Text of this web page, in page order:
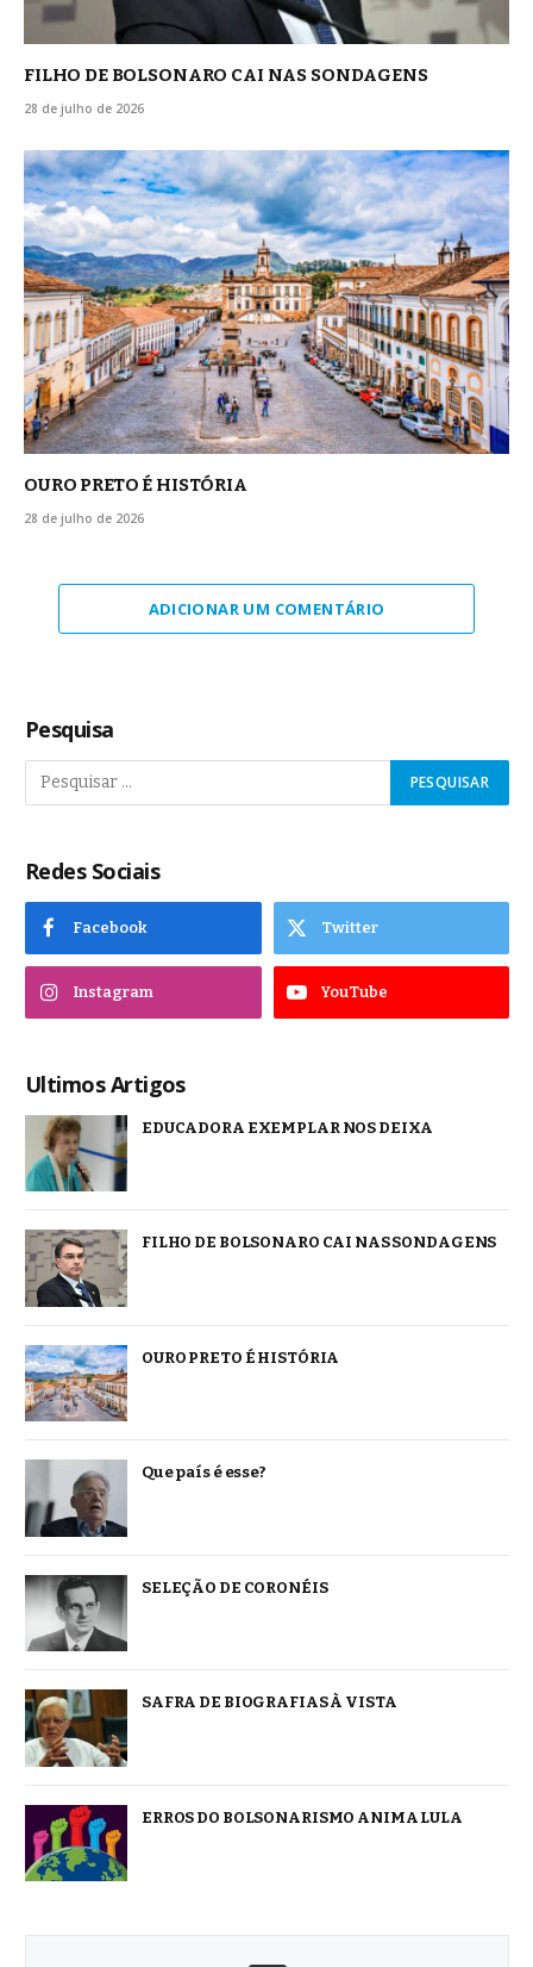
FILHO DE BOLSONARO CAI NAS SONDAGENS
28 de julho de 2026
OURO PRETO É HISTÓRIA
28 de julho de 2026
ADICIONAR UM COMENTÁRIO
Pesquisa
Redes Sociais
Facebook Twitter
Instagram YouTube
Ultimos Artigos
EDUCADORA EXEMPLAR NOS DEIXA
FILHO DE BOLSONARO CAI NAS SONDAGENS
OURO PRETO É HISTÓRIA
Que país é esse?
SELEÇÃO DE CORONÉIS
SAFRA DE BIOGRAFIAS À VISTA
ERROS DO BOLSONARISMO ANIMA LULA